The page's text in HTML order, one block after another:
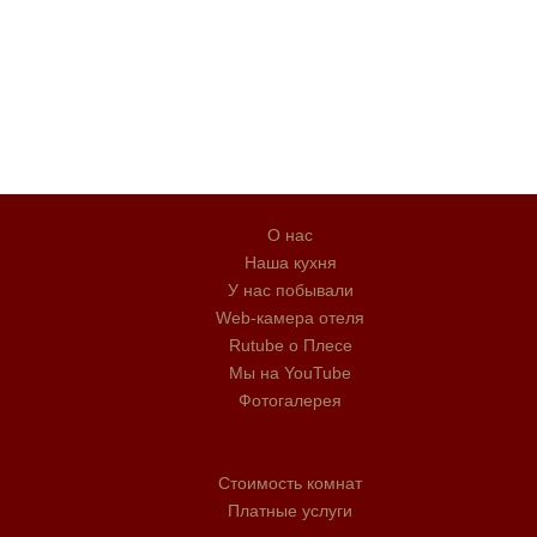
О нас
Наша кухня
У нас побывали
Web-камера отеля
Rutube о Плесе
Мы на YouTube
Фотогалерея
Стоимость комнат
Платные услуги